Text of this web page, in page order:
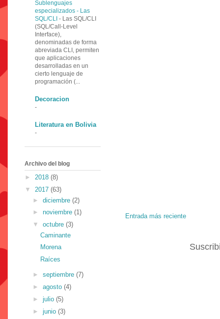
Entrada más reciente
Sublenguajes
especializados - Las
SQL/CLI - Las SQL/CLI
(SQL/Call-Level
Interface),
denominadas de forma
abreviada CLI, permiten
que aplicaciones
desarrolladas en un
cierto lenguaje de
programación (...
Decoracion
-
Literatura en Bolivia
-
Archivo del blog
► 2018 (8)
▼ 2017 (63)
► diciembre (2)
► noviembre (1)
▼ octubre (3)
Caminante
Morena
Raíces
► septiembre (7)
► agosto (4)
► julio (5)
► junio (3)